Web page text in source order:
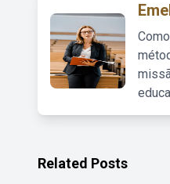
Related Posts